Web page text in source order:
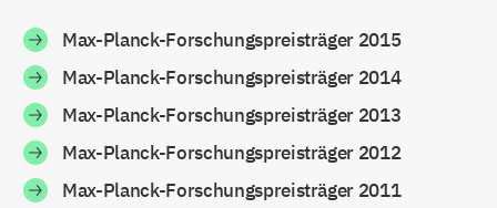
Max-Planck-Forschungspreisträger 2015
Max-Planck-Forschungspreisträger 2014
Max-Planck-Forschungspreisträger 2013
Max-Planck-Forschungspreisträger 2012
Max-Planck-Forschungspreisträger 2011